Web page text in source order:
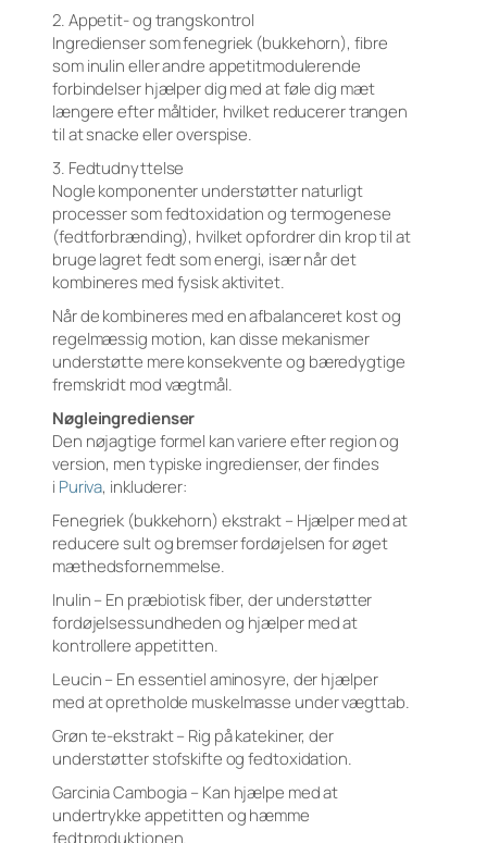
2. Appetit- og trangskontrol
Ingredienser som fenegriek (bukkehorn), fibre
som inulin eller andre appetitmodulerende
forbindelser hjælper dig med at føle dig mæt
længere efter måltider, hvilket reducerer trangen
til at snacke eller overspise.
3. Fedtudnyttelse
Nogle komponenter understøtter naturligt
processer som fedtoxidation og termogenese
(fedtforbrænding), hvilket opfordrer din krop til at
bruge lagret fedt som energi, især når det
kombineres med fysisk aktivitet.
Når de kombineres med en afbalanceret kost og
regelmæssig motion, kan disse mekanismer
understøtte mere konsekvente og bæredygtige
fremskridt mod vægtmål.
Nøgleingredienser
Den nøjagtige formel kan variere efter region og
version, men typiske ingredienser, der findes
i Puriva, inkluderer:
Fenegriek (bukkehorn) ekstrakt – Hjælper med at
reducere sult og bremser fordøjelsen for øget
mæthedsfornemmelse.
Inulin – En præbiotisk fiber, der understøtter
fordøjelsessundheden og hjælper med at
kontrollere appetitten.
Leucin – En essentiel aminosyre, der hjælper
med at opretholde muskelmasse under vægttab.
Grøn te-ekstrakt – Rig på katekiner, der
understøtter stofskifte og fedtoxidation.
Garcinia Cambogia – Kan hjælpe med at
undertrykke appetitten og hæmme